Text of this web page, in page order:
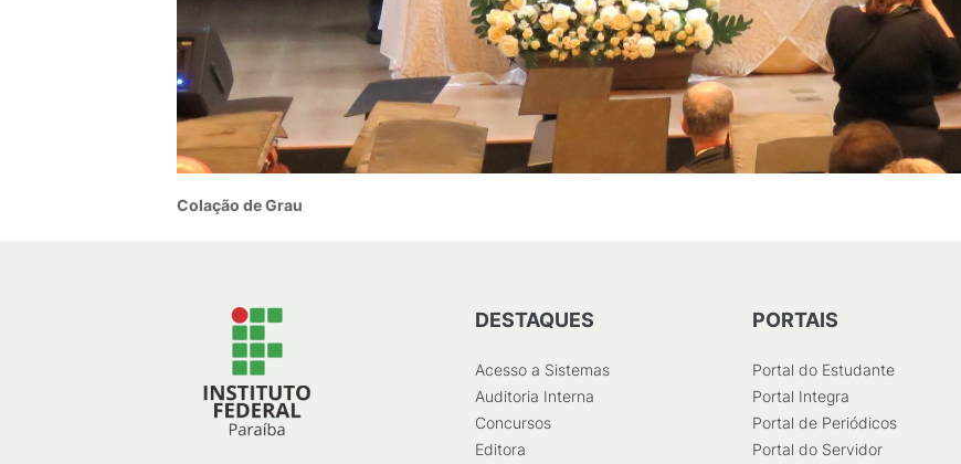
Colação de Grau
DESTAQUES
Acesso a Sistemas
Auditoria Interna
Concursos
Editora
PORTAIS
Portal do Estudante
Portal Integra
Portal de Periódicos
Portal do Servidor